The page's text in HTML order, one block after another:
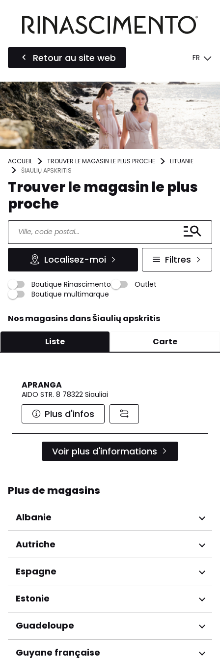
Retour au site web FR
ACCUEIL TROUVER LE MAGASIN LE PLUS PROCHE
LITUANIE
ŠIAULIŲ APSKRITIS
Trouver le magasin le plus
proche
Localisez-moi Filtres
Boutique Rinascimento
Outlet
Boutique multimarque
Nos magasins dans Šiaulių apskritis
Liste Carte
APRANGA
AIDO STR. 8 78322 Siauliai
Plus d'infos
Voir plus d'informations
Plus de magasins
Albanie
Régions
Préfecture de Tirana
Autriche
Régions
Niederösterreich
Salzburg
Wien
Espagne
Régions
Andalucía
Estonie
Régions
Harju maakond
Tartu maakond
Guadeloupe
Régions
Guyane française